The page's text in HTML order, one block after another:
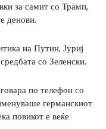
за самит со Трамп,
денови.
на Путин, Јуриј
со Зеленски.
по телефон со
германскиот
повикот е веќе